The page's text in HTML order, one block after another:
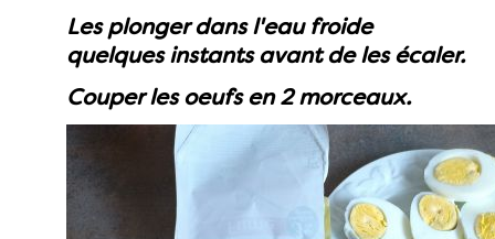
Les plonger dans l'eau froide
quelques instants avant de les écaler.
Couper les oeufs en 2 morceaux.